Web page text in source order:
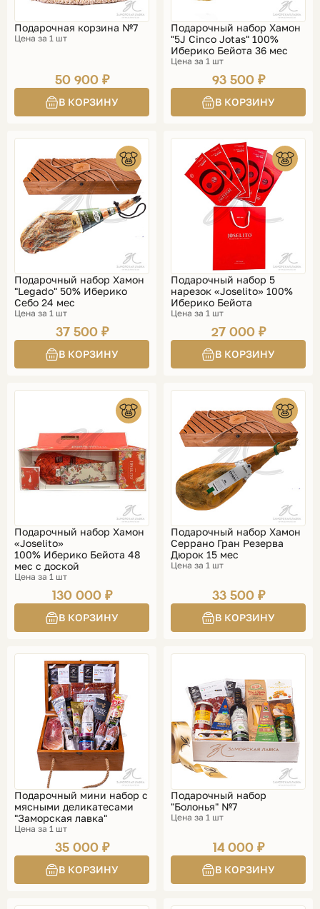
Подарочная корзина №7
Цена за 1 шт
50 900 ₽
Подарочный набор Хамон
"5J Cinco Jotas" 100%
Иберико Бейота 36 мес
Цена за 1 шт
93 500 ₽
Подарочный набор Хамон
"Legado" 50% Иберико
Себо 24 мес
Цена за 1 шт
37 500 ₽
Подарочный набор 5
нарезок «Joselito» 100%
Иберико Бейота
Цена за 1 шт
27 000 ₽
Подарочный набор Хамон
«Joselito»
100% Иберико Бейота 48
мес с доской
Цена за 1 шт
130 000 ₽
Подарочный набор Хамон
Серрано Гран Резерва
Дюрок 15 мес
Цена за 1 шт
33 500 ₽
Подарочный мини набор с
мясными деликатесами
"Заморская лавка"
Цена за 1 шт
35 000 ₽
Подарочный набор
"Болонья" №7
Цена за 1 шт
14 000 ₽